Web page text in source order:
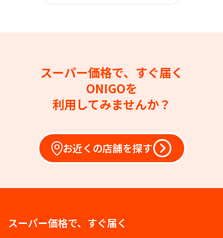
スーパー価格で、すぐ届く
ONIGOを
利用してみませんか？
お近くの店舗を探す
スーパー価格で、すぐ届く